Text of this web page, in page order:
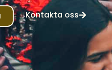
Kontakta oss